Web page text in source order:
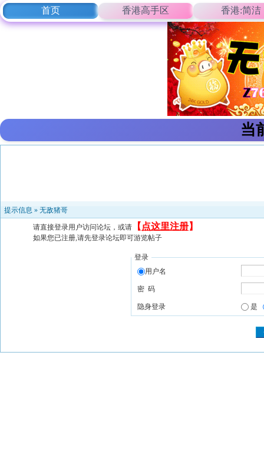
首页 香港高手区 香港:简洁
当
提示信息 » 无敌猪哥
请直接登录用户访问论坛，或请 【 点这里注册】
如果您已注册,请先登录论坛即可游览帖子
登录
用户名
密 码
隐身登录 是